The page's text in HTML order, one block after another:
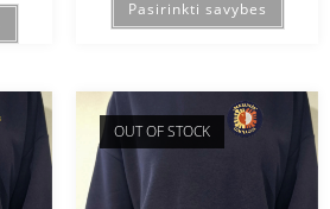
Pasirinkti savybes
OUT OF STOCK